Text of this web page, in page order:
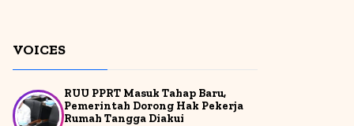
VOICES
RUU PPRT Masuk Tahap Baru,
Pemerintah Dorong Hak Pekerja
Rumah Tangga Diakui